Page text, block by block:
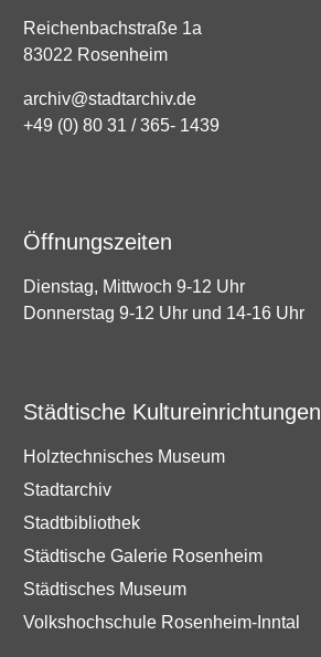
Reichenbachstraße 1a
83022 Rosenheim
archiv@stadtarchiv.de
+49 (0) 80 31 / 365- 1439
Öffnungszeiten
Dienstag, Mittwoch 9-12 Uhr
Donnerstag 9-12 Uhr und 14-16 Uhr
Städtische Kultureinrichtungen
Holztechnisches Museum
Stadtarchiv
Stadtbibliothek
Städtische Galerie Rosenheim
Städtisches Museum
Volkshochschule Rosenheim-Inntal